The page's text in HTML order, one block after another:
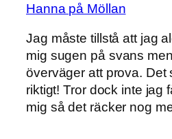
Hanna på Möllan
Jag måste tillstå att jag
mig sugen på svans
överväger att prova. Det
riktigt! Tror dock inte jag
mig så det räcker nog